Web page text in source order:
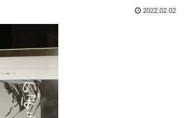
2022.02.02